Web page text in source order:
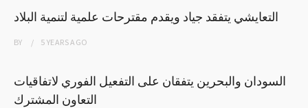
التعايشي يتفقد جياد ويقدم مقترحات علمية لتنمية البلاد
BY 5 YEARSAGO
السودان والبحرين يتفقان على التفعيل الفوري لاتفاقيات
التعاون المشترك